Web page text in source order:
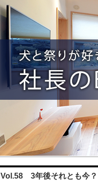
Vol.58 3年後それとも今